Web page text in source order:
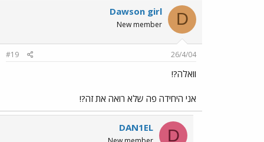
D
Dawson girl
New member
26/4/04
#19
וואלה?!
אני היחידה פה שלא רואה את זה?!
D
DAN1EL